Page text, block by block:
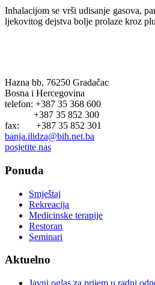
Inhalacijom se vrši udisanje gasova,
ljekovitog dejstva bolje prolaze kroz
Hazna bb, 76250 Gradačac
Bosna i Hercegovina
telefon: +387 35 368 600
+387 35 852 300
fax: +387 35 852 301
banja.ilidza@bih.net.ba
posjetite nas
Ponuda
Smještaj
Rekreacija
Medicinske terapije
Restoran
Seminari
Aktuelno
Javni oglas za prijem u radni